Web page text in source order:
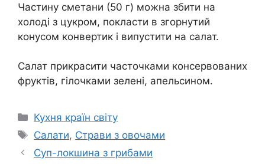
Частину сметани (50 г) можна збити на
холоді з цукром, покласти в згорнутий
конусом конвертик і випустити на салат.
Салат прикрасити часточками консервованих
фруктів, гілочками зелені, апельсином.
Категорії
Кухня країн світу
Позначки
Салати, Страви з овочами
Суп-локшина з грибами